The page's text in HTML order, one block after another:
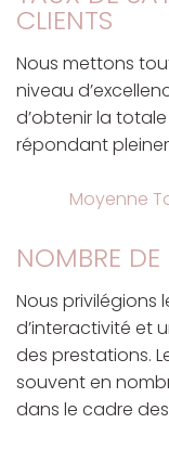
CLIENTS
Nous mettons
niveau
d’obtenir la
répondant
Moyenne
NOMBRE
Nous privilégions
d’interactivité et
des prestations.
souvent en
dans le cadre